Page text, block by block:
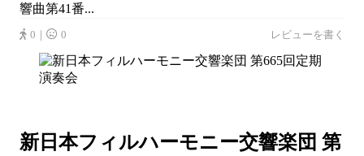
響曲第41番...
0｜ 0 レビューを書く
新日本フィルハーモニー交響楽団 第